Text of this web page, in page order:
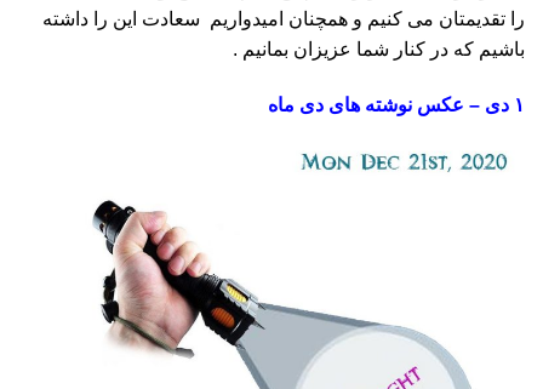
را تقدیمتان می کنیم و همچنان امیدواریم سعادت این را داشته
باشیم که در کنار شما عزیزان بمانیم .
۱ دی – عکس نوشته های دی ماه